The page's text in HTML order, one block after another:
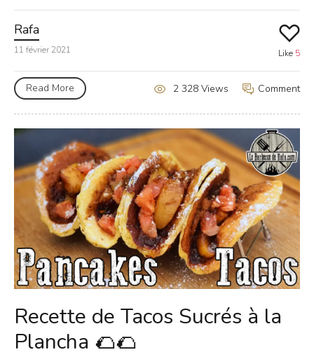
Rafa
11 février 2021 Like 5
Read More Comment
2 328 Views
Recette de Tacos Sucrés à la
Plancha 🌮🌮